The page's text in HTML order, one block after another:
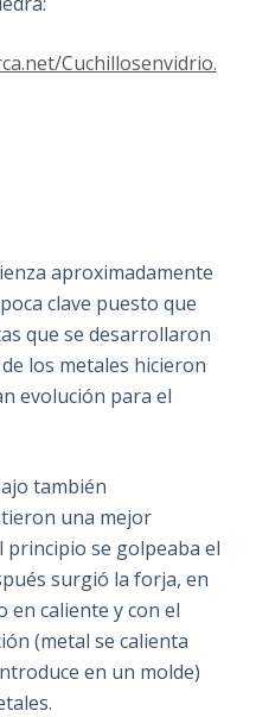
Cuchillosenvidrio.
aproximadamente
clave puesto que
que se desarrollaron
los metales hicieron
evolución para el
también
una mejor
principio se golpeaba el
surgió la forja, en
en caliente y con el
(metal se calienta
en un molde)